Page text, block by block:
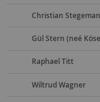
Christian
Gül Stern (neé
Raphael Titt
Wiltrud Wagner